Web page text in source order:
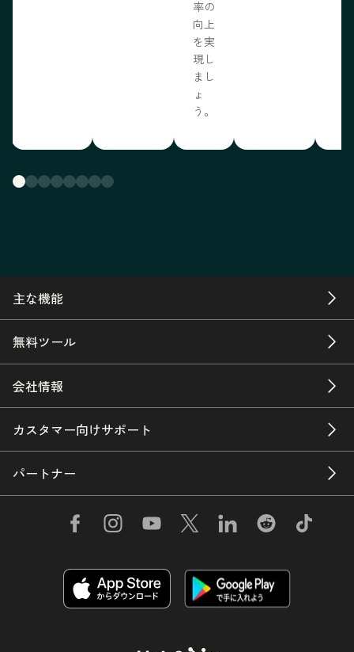
率の
向上
を実
現し
まし
ょ
う。
主な機能
無料ツール
会社情報
カスタマー向けサポート
パートナー